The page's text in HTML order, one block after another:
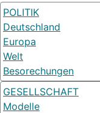
POLITIK
Deutschland
Europa
Welt
Besorechungen
GESELLSCHAFT
Modelle